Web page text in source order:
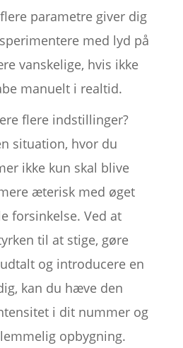
parametre giver dig
med lyd på
vanskelige, hvis ikke
manuelt i realtid.
flere indstillinger?
situation, hvor du
ikke kun skal blive
æterisk med øget
forsinkelse. Ved at
til at stige, gøre
og introducere en
kan du hæve den
i dit nummer og
opbygning.